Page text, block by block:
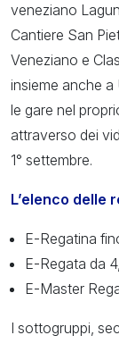
veneziano
Cantiere San
Veneziano e
insieme anche
le gare nel
attraverso dei
1° settembre.
L’elenco delle
E-Regatina
E-Regata da
E-Master
I sottogruppi,